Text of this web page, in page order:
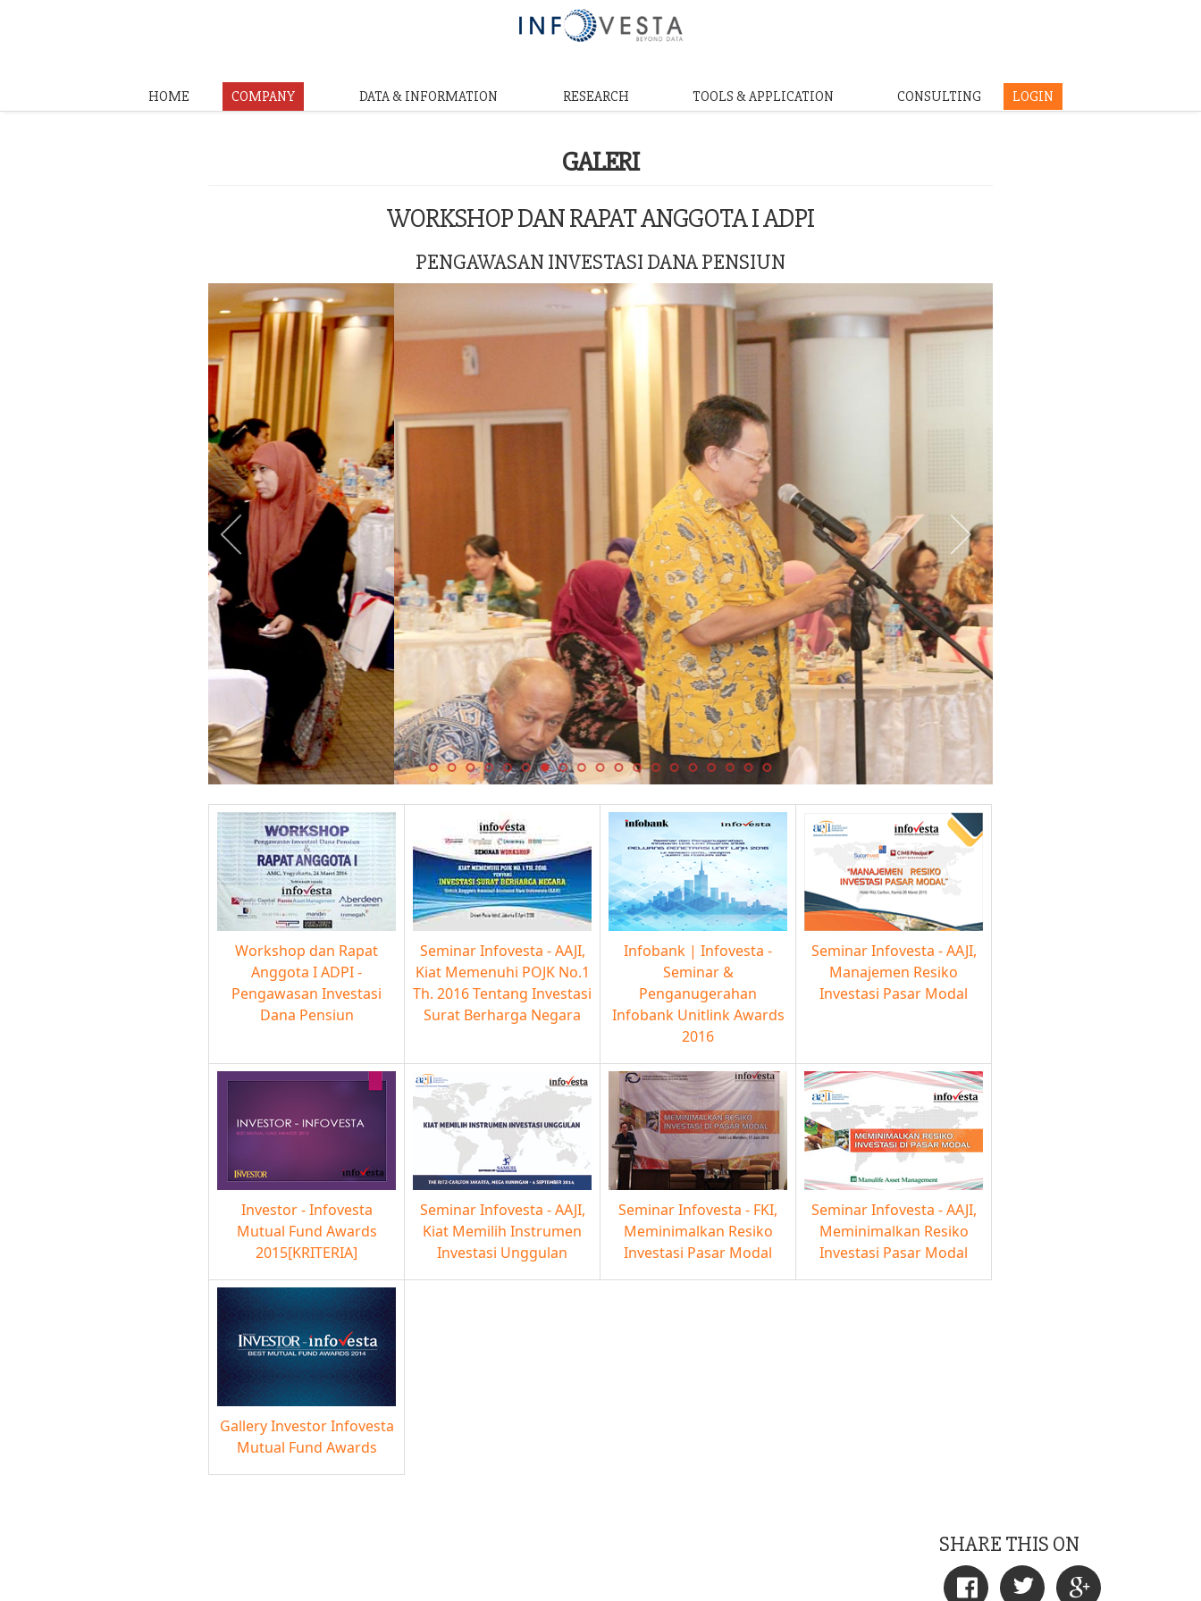
HOME COMPANY DATA & INFORMATION RESEARCH TOOLS & APPLICATION CONSULTING LOGIN
GALERI
WORKSHOP DAN RAPAT ANGGOTA I ADPI
PENGAWASAN INVESTASI DANA PENSIUN
Workshop dan Rapat
Anggota I ADPI -
Pengawasan Investasi
Dana Pensiun
Seminar Infovesta - AAJI,
Kiat Memenuhi POJK No.1
Th. 2016 Tentang Investasi
Surat Berharga Negara
Infobank | Infovesta -
Seminar &
Penganugerahan
Infobank Unitlink Awards
2016
Seminar Infovesta - AAJI,
Manajemen Resiko
Investasi Pasar Modal
Investor - Infovesta
Mutual Fund Awards
2015[KRITERIA]
Seminar Infovesta - AAJI,
Kiat Memilih Instrumen
Investasi Unggulan
Seminar Infovesta - FKI,
Meminimalkan Resiko
Investasi Pasar Modal
Seminar Infovesta - AAJI,
Meminimalkan Resiko
Investasi Pasar Modal
Gallery Investor Infovesta
Mutual Fund Awards
SHARE THIS ON